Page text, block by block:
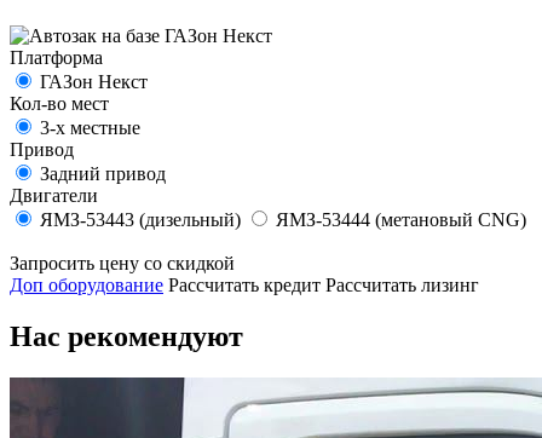
Платформа
ГАЗон Некст
Кол-во мест
3-х местные
Привод
Задний привод
Двигатели
ЯМЗ-53443 (дизельный)
ЯМЗ-53444 (метановый CNG)
Запросить цену со скидкой
Доп оборудование Рассчитать кредит Рассчитать лизинг
Нас рекомендуют